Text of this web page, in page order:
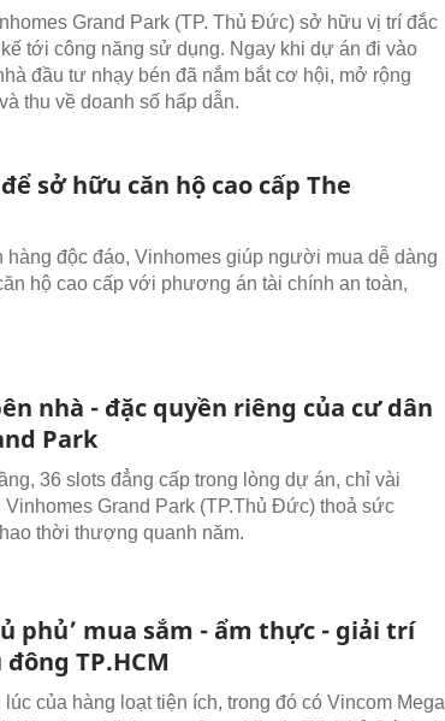
Grand Park (TP. Thủ Đức) sở hữu vị trí đắc
tới công năng sử dụng. Ngay khi dự án đi vào
đầu tư nhạy bén đã nắm bắt cơ hội, mở rộng
thu về doanh số hấp dẫn.
sở hữu căn hộ cao cấp The
hàng độc đáo, Vinhomes giúp người mua dễ dàng
hộ cao cấp với phương án tài chính an toàn,
nhà - đặc quyền riêng của cư dân
Park
36 slots đẳng cấp trong lòng dự án, chỉ vài
Grand Park (TP.Thủ Đức) thoả sức
thời thượng quanh năm.
phủ’ mua sắm - ẩm thực - giải trí
TP.HCM
của hàng loạt tiện ích, trong đó có Vincom Mega